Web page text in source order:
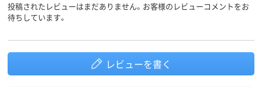
投稿されたレビューはまだありません。お客様のレビューコメントをお
待ちしています。
レビューを書く